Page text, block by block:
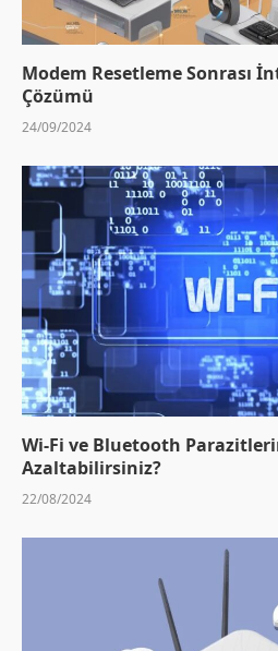
Modem Resetleme Sonrası
Çözümü
24/09/2024
Wi-Fi ve Bluetooth
Azaltabilirsiniz?
22/08/2024